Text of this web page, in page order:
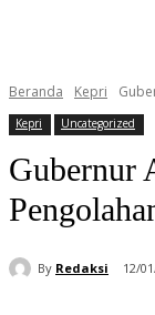
Beranda Kepri
Kepri Uncategorized
Gubernur
By Redaksi 12/